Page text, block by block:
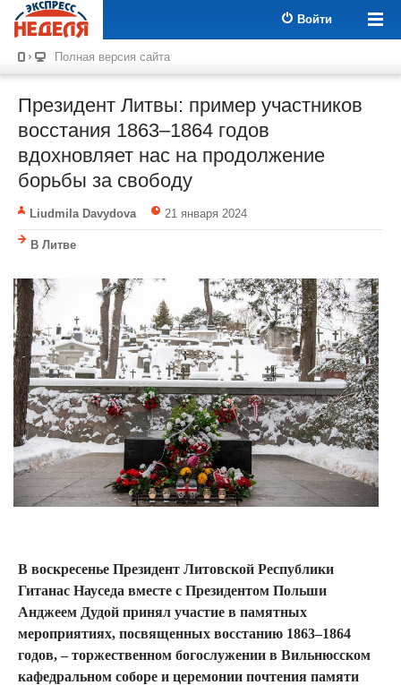
Войти
Полная версия сайта
Президент Литвы: пример участников
восстания 1863–1864 годов
вдохновляет нас на продолжение
борьбы за свободу
Liudmila Davydova 21 января 2024
В Литве
В воскресенье Президент Литовской Республики
Гитанас Науседа вместе с Президентом Польши
Анджеем Дудой принял участие в памятных
мероприятиях, посвященных восстанию 1863–1864
годов, – торжественном богослужении в Вильнюсском
кафедральном соборе и церемонии почтения памяти